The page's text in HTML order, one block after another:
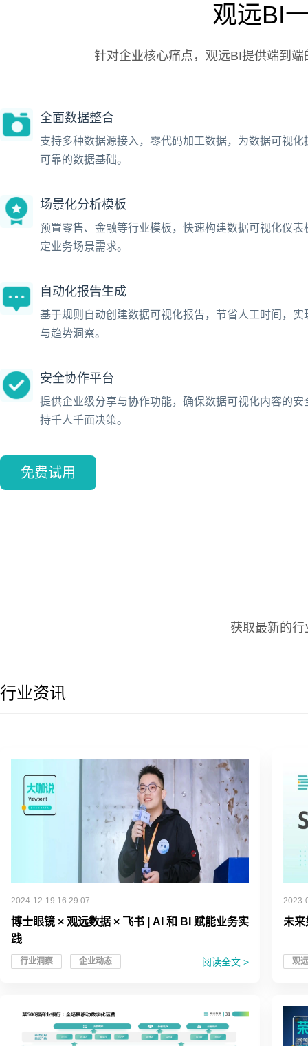
观远BI
针对企业核心痛点，观远BI提供端到
全面数据整合
支持多种数据源接入，零代码加工数据，为数据可视化
可靠的数据基础。
场景化分析模板
预置零售、金融等行业模板，快速构建数据可视化仪表
定业务场景需求。
自动化报告生成
基于规则自动创建数据可视化报告，节省人工时间，实
与趋势洞察。
安全协作平台
提供企业级分享与协作功能，确保数据可视化内容的安
持千人千面决策。
免费试用
获取最新的
行业资讯
2024-12-19 16:29:07
博士眼镜 × 观远数据 × 飞书 | AI 和 BI 赋能业务实
践
行业洞察 企业动态 阅读全文 >
2023-
未
观